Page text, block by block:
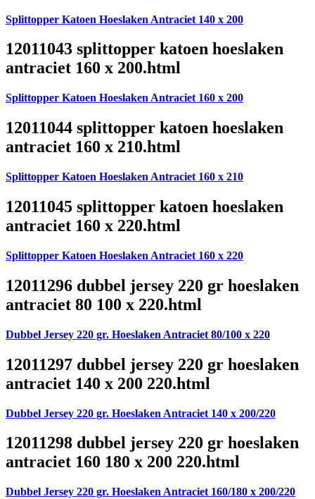
Splittopper Katoen Hoeslaken Antraciet 140 x 200
12011043 splittopper katoen hoeslaken
antraciet 160 x 200.html
Splittopper Katoen Hoeslaken Antraciet 160 x 200
12011044 splittopper katoen hoeslaken
antraciet 160 x 210.html
Splittopper Katoen Hoeslaken Antraciet 160 x 210
12011045 splittopper katoen hoeslaken
antraciet 160 x 220.html
Splittopper Katoen Hoeslaken Antraciet 160 x 220
12011296 dubbel jersey 220 gr hoeslaken
antraciet 80 100 x 220.html
Dubbel Jersey 220 gr. Hoeslaken Antraciet 80/100 x 220
12011297 dubbel jersey 220 gr hoeslaken
antraciet 140 x 200 220.html
Dubbel Jersey 220 gr. Hoeslaken Antraciet 140 x 200/220
12011298 dubbel jersey 220 gr hoeslaken
antraciet 160 180 x 200 220.html
Dubbel Jersey 220 gr. Hoeslaken Antraciet 160/180 x 200/220